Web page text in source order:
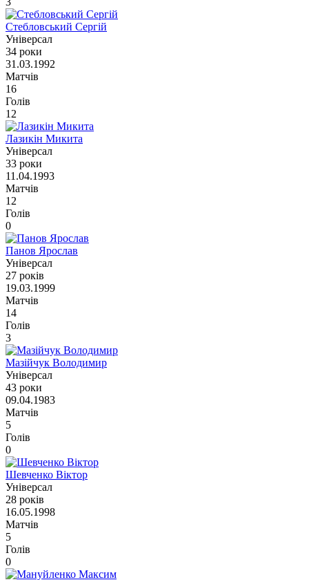
Стебловський Сергій
Універсал
34 роки
31.03.1992
Матчів
16
Голів
12
Лазикін Микита
Універсал
33 роки
11.04.1993
Матчів
12
Голів
0
Панов Ярослав
Універсал
27 років
19.03.1999
Матчів
14
Голів
3
Мазійчук Володимир
Універсал
43 роки
09.04.1983
Матчів
5
Голів
0
Шевченко Віктор
Універсал
28 років
16.05.1998
Матчів
5
Голів
0